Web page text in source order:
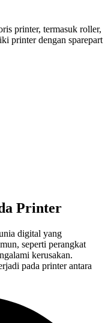
printer, termasuk roller,
printer dengan sparepart
Printer
digital yang
seperti perangkat
kerusakan.
pada printer antara